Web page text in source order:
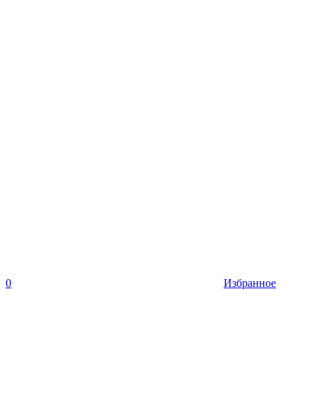
0 Избранное